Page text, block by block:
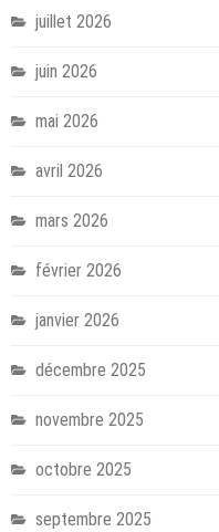
juillet 2026
juin 2026
mai 2026
avril 2026
mars 2026
février 2026
janvier 2026
décembre 2025
novembre 2025
octobre 2025
septembre 2025